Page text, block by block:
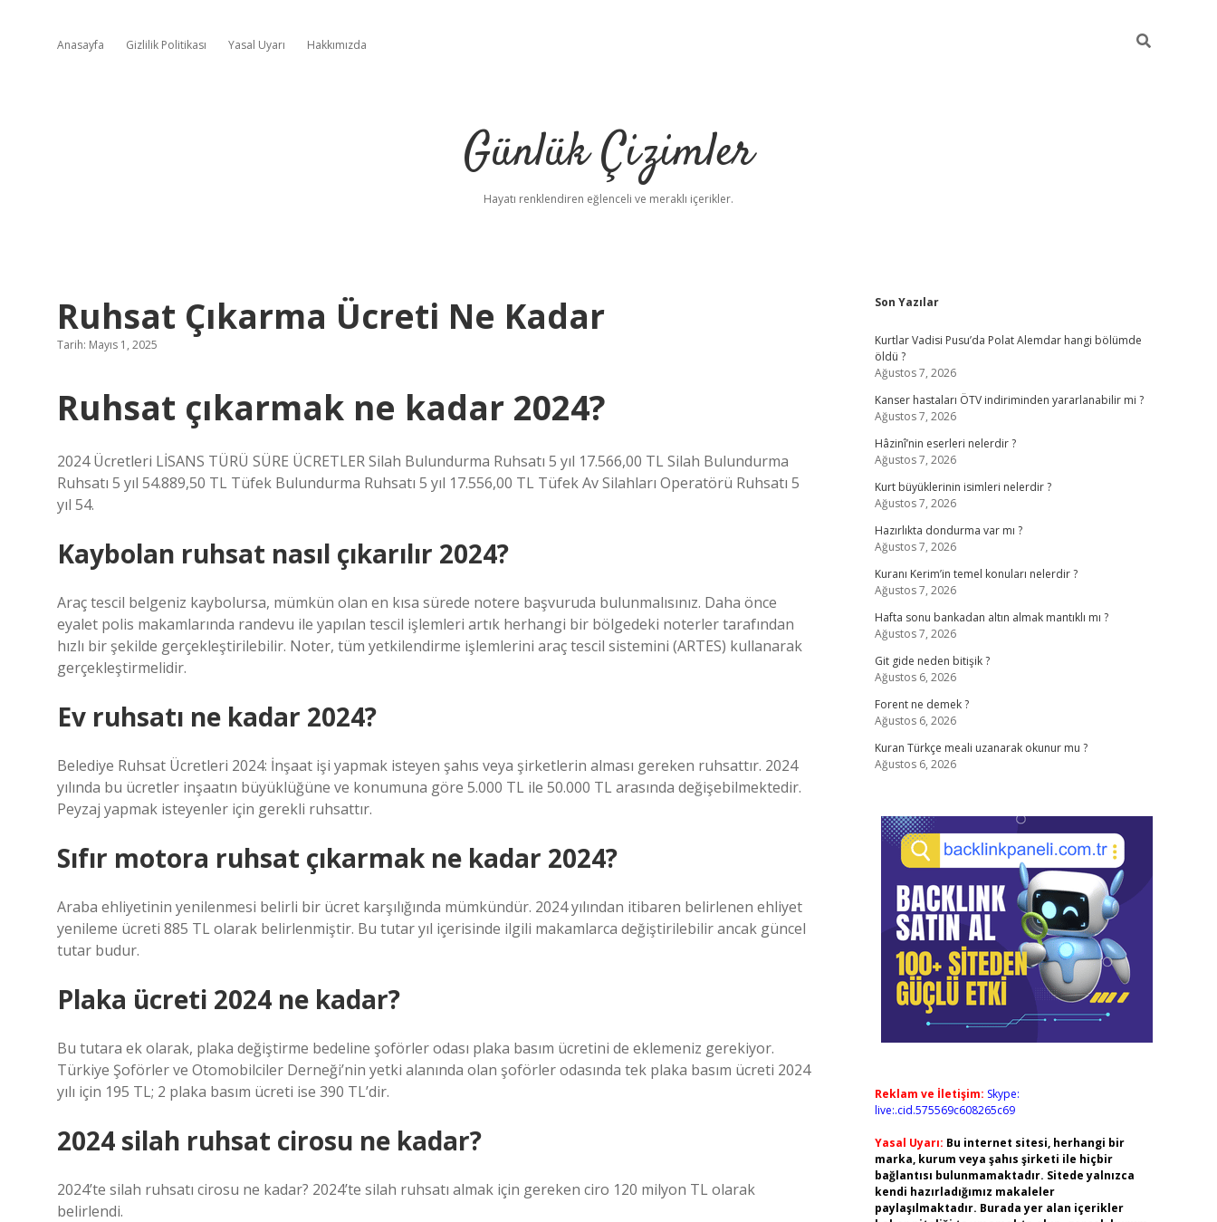
Anasayfa Gizlilik Politikası Yasal Uyarı Hakkımızda
Günlük Çizimler
Hayatı renklendiren eğlenceli ve meraklı içerikler.
Ruhsat Çıkarma Ücreti Ne Kadar
Tarih: Mayıs 1, 2025
Ruhsat çıkarmak ne kadar 2024?
2024 Ücretleri LİSANS TÜRÜ SÜRE ÜCRETLER Silah Bulundurma Ruhsatı 5 yıl 17.566,00 TL Silah Bulundurma
Ruhsatı 5 yıl 54.889,50 TL Tüfek Bulundurma Ruhsatı 5 yıl 17.556,00 TL Tüfek Av Silahları Operatörü Ruhsatı 5
yıl 54.
Kaybolan ruhsat nasıl çıkarılır 2024?
Araç tescil belgeniz kaybolursa, mümkün olan en kısa sürede notere başvuruda bulunmalısınız. Daha önce
eyalet polis makamlarında randevu ile yapılan tescil işlemleri artık herhangi bir bölgedeki noterler tarafından
hızlı bir şekilde gerçekleştirilebilir. Noter, tüm yetkilendirme işlemlerini araç tescil sistemini (ARTES) kullanarak
gerçekleştirmelidir.
Ev ruhsatı ne kadar 2024?
Belediye Ruhsat Ücretleri 2024: İnşaat işi yapmak isteyen şahıs veya şirketlerin alması gereken ruhsattır. 2024
yılında bu ücretler inşaatın büyüklüğüne ve konumuna göre 5.000 TL ile 50.000 TL arasında değişebilmektedir.
Peyzaj yapmak isteyenler için gerekli ruhsattır.
Sıfır motora ruhsat çıkarmak ne kadar 2024?
Araba ehliyetinin yenilenmesi belirli bir ücret karşılığında mümkündür. 2024 yılından itibaren belirlenen ehliyet
yenileme ücreti 885 TL olarak belirlenmiştir. Bu tutar yıl içerisinde ilgili makamlarca değiştirilebilir ancak güncel
tutar budur.
Plaka ücreti 2024 ne kadar?
Bu tutara ek olarak, plaka değiştirme bedeline şoförler odası plaka basım ücretini de eklemeniz gerekiyor.
Türkiye Şoförler ve Otomobilciler Derneği’nin yetki alanında olan şoförler odasında tek plaka basım ücreti 2024
yılı için 195 TL; 2 plaka basım ücreti ise 390 TL’dir.
2024 silah ruhsat cirosu ne kadar?
2024’te silah ruhsatı cirosu ne kadar? 2024’te silah ruhsatı almak için gereken ciro 120 milyon TL olarak
belirlendi.
Sidebar
Son Yazılar
Kurtlar Vadisi Pusu’da Polat Alemdar hangi bölümde
öldü ?
Ağustos 7, 2026
Kanser hastaları ÖTV indiriminden yararlanabilir mi ?
Ağustos 7, 2026
Hâzinî’nin eserleri nelerdir ?
Ağustos 7, 2026
Kurt büyüklerinin isimleri nelerdir ?
Ağustos 7, 2026
Hazırlıkta dondurma var mı ?
Ağustos 7, 2026
Kuranı Kerim’in temel konuları nelerdir ?
Ağustos 7, 2026
Hafta sonu bankadan altın almak mantıklı mı ?
Ağustos 7, 2026
Git gide neden bitişik ?
Ağustos 6, 2026
Forent ne demek ?
Ağustos 6, 2026
Kuran Türkçe meali uzanarak okunur mu ?
Ağustos 6, 2026
Reklam ve İletişim: Skype:
live:.cid.575569c608265c69
Yasal Uyarı: Bu internet sitesi, herhangi bir
marka, kurum veya şahıs şirketi ile hiçbir
bağlantısı bulunmamaktadır. Sitede yalnızca
kendi hazırladığımız makaleler
paylaşılmaktadır. Burada yer alan içerikler
elexbet yeni giriş